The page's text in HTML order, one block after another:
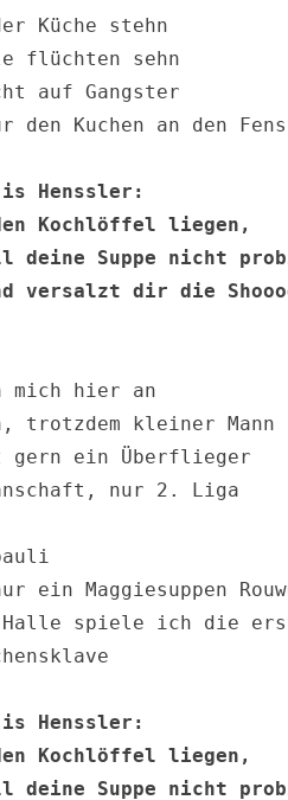
Küche stehn
flüchten sehn
auf Gangster
den Kuchen an den
is Henssler:
Kochlöffel liegen,
deine Suppe nicht
versalzt dir die
mich hier an
trotzdem kleiner Mann
gern ein Überflieger
nur 2. Liga
Maggiesuppen
Halle spiele ich die
is Henssler:
Kochlöffel liegen,
deine Suppe nicht